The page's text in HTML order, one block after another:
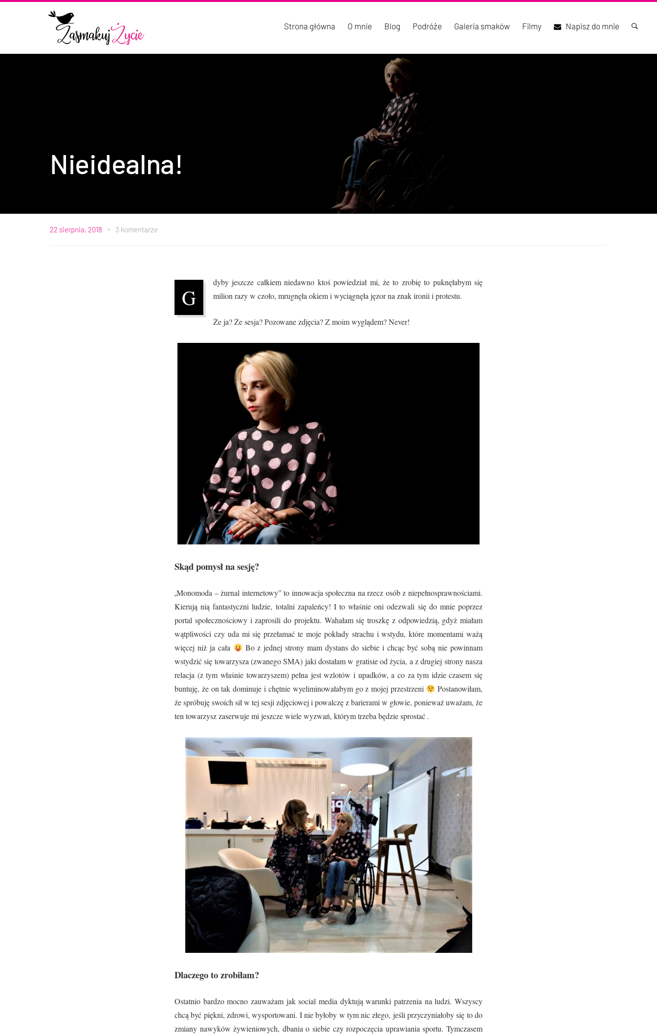
Strona główna O mnie Blog Podróże Galeria smaków Filmy Napisz do mnie
Nieidealna!
22 sierpnia, 2018 3 komentarze
G
dyby jeszcze całkiem niedawno ktoś powiedział mi, że to zrobię to puknęłabym się
milion razy w czoło, mrugnęła okiem i wyciągnęła jęzor na znak ironii i protestu.
Że ja? Że sesja? Pozowane zdjęcia? Z moim wyglądem? Never!
Skąd pomysł na sesję?
„Monomoda – żurnal internetowy” to innowacja społeczna na rzecz osób z niepełnosprawnościami.
Kierują nią fantastyczni ludzie, totalni zapaleńcy! I to właśnie oni odezwali się do mnie poprzez
portal społecznościowy i zaprosili do projektu. Wahałam się troszkę z odpowiedzią, gdyż miałam
wątpliwości czy uda mi się przełamać te moje pokłady strachu i wstydu, które momentami ważą
więcej niż ja cała
Bo z jednej strony mam dystans do siebie i chcąc być sobą nie powinnam
wstydzić się towarzysza (zwanego SMA) jaki dostałam w gratisie od życia, a z drugiej strony nasza
relacja (z tym właśnie towarzyszem) pełna jest wzlotów i upadków, a co za tym idzie czasem się
buntuję, że on tak dominuje i chętnie wyeliminowałabym go z mojej przestrzeni
Postanowiłam,
że spróbuję swoich sił w tej sesji zdjęciowej i powalczę z barierami w głowie, ponieważ uważam, że
ten towarzysz zaserwuje mi jeszcze wiele wyzwań, którym trzeba będzie sprostać .
Dlaczego to zrobiłam?
Ostatnio bardzo mocno zauważam jak social media dyktują warunki patrzenia na ludzi. Wszyscy
chcą być piękni, zdrowi, wysportowani. I nie byłoby w tym nic złego, jeśli przyczyniałoby się to do
zmiany nawyków żywieniowych, dbania o siebie czy rozpoczęcia uprawiania sportu. Tymczasem